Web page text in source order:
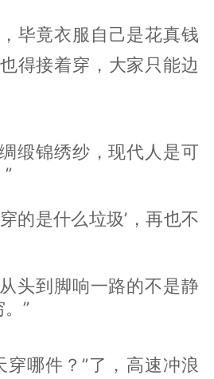
毕竟衣服自己是花真钱
得接着穿，大家只能边
缎锦绣纱，现代人是可
的是什么垃圾’，再也不
头到脚响一路的不是静
”
穿哪件？”了，高速冲浪